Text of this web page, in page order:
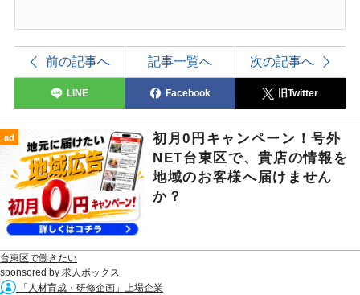
前の記事へ 記事一覧へ 次の記事へ
LINE Facebook 旧Twitter
ad
初月0円キャンペーン！号外
NET台東区で、貴店の情報を
地域のお客様へ届けません
か？
台東区で働きたい
sponsored by 求人ボックス
「人材育成・研修企画」上場企業